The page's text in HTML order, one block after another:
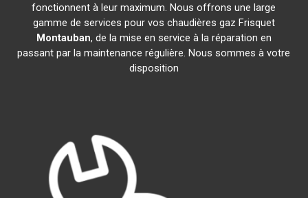
fonctionnent à leur maximum. Nous offrons une large
gamme de services pour vos chaudières gaz Frisquet
Montauban, de la mise en service à la réparation en
passant par la maintenance régulière. Nous sommes à votre
disposition